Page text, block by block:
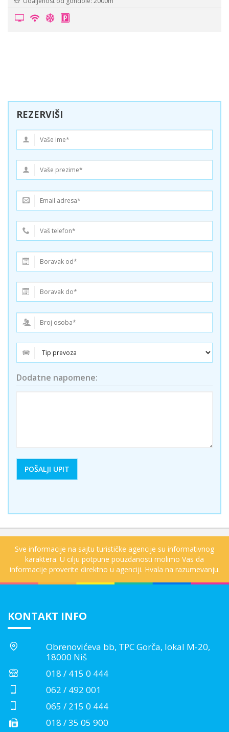
REZERVIŠI
Dodatne napomene:
Sve informacije na sajtu turističke agencije su informativnog
karaktera. U cilju potpune pouzdanosti molimo Vas da
informacije proverite direktno u agenciji. Hvala na razumevanju.
KONTAKT INFO
Obrenovićeva bb, TPC Gorča, lokal M-20,
18000 Niš
018 / 415 0 444
062 / 492 001
065 / 215 0 444
018 / 35 05 900